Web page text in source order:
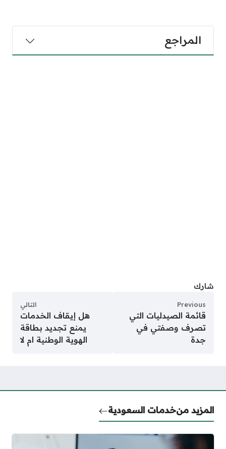
المراجع
شارك
Previous
قائمة الصيدليات التي
تصرف وصفتي في
جدة
التالي
هل إيقاف الخدمات
يمنع تجديد بطاقة
الهوية الوطنية ام لا
المزيد منخدمات السعودية